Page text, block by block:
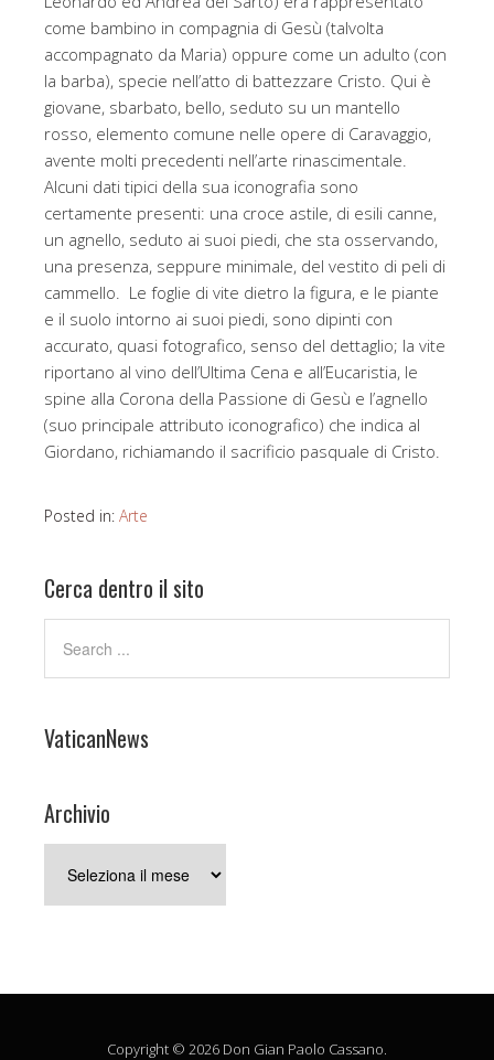
come bambino in compagnia di Gesù (talvolta
accompagnato da Maria) oppure come un adulto (con
la barba), specie nell’atto di battezzare Cristo. Qui è
giovane, sbarbato, bello, seduto su un mantello
rosso, elemento comune nelle opere di Caravaggio,
avente molti precedenti nell’arte rinascimentale.
Alcuni dati tipici della sua iconografia sono
certamente presenti: una croce astile, di esili canne,
un agnello, seduto ai suoi piedi, che sta osservando,
una presenza, seppure minimale, del vestito di peli di
cammello. Le foglie di vite dietro la figura, e le piante
e il suolo intorno ai suoi piedi, sono dipinti con
accurato, quasi fotografico, senso del dettaglio; la vite
riportano al vino dell’Ultima Cena e all’Eucaristia, le
spine alla Corona della Passione di Gesù e l’agnello
(suo principale attributo iconografico) che indica al
Giordano, richiamando il sacrificio pasquale di Cristo.
Posted in: Arte
Cerca dentro il sito
VaticanNews
Archivio
Copyright © 2026 Don Gian Paolo Cassano.